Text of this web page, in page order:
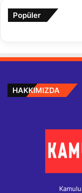
Popüler
HAKKIMIZDA